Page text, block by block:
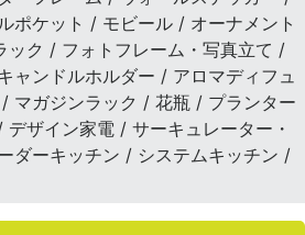
ポケット / モビール / オーナメント
ック / フォトフレーム・写真立て /
ャンドルホルダー / アロマディフュ
マガジンラック / 花瓶 / プランター
ザイン家電 / サーキュレーター・
ダーキッチン / システムキッチン /